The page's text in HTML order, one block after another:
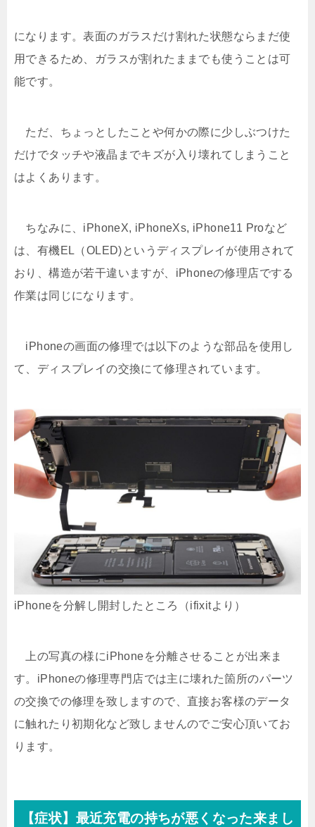
になります。表面のガラスだけ割れた状態ならまだ使
用できるため、ガラスが割れたままでも使うことは可
能です。
ただ、ちょっとしたことや何かの際に少しぶつけた
だけでタッチや液晶までキズが入り壊れてしまうこと
はよくあります。
ちなみに、iPhoneX, iPhoneXs, iPhone11 Proなど
は、有機EL（OLED)というディスプレイが使用されて
おり、構造が若干違いますが、iPhoneの修理店でする
作業は同じになります。
iPhoneの画面の修理では以下のような部品を使用し
て、ディスプレイの交換にて修理されています。
iPhoneを分解し開封したところ（ifixitより）
上の写真の様にiPhoneを分離させることが出来ま
す。iPhoneの修理専門店では主に壊れた箇所のパーツ
の交換での修理を致しますので、直接お客様のデータ
に触れたり初期化など致しませんのでご安心頂いてお
ります。
【症状】最近充電の持ちが悪くなった来まし